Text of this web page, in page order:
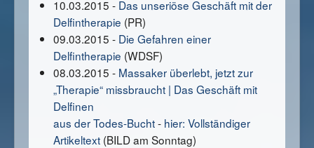
10.03.2015 - Das unseriöse Geschäft mit der
Delfintherapie (PR)
09.03.2015 - Die Gefahren einer
Delfintherapie (WDSF)
08.03.2015 - Massaker überlebt, jetzt zur
„Therapie“ missbraucht | Das Geschäft mit
Delfinen
aus der Todes-Bucht- hier: Vollständiger
Artikeltext (BILD am Sonntag)